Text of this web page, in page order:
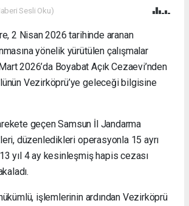
Sesli Oku)
2 Nisan 2026 tarihinde aranan
yönelik yürütülen çalışmalar
2026’da Boyabat Açık Cezaevi’nden
Vezirköprü’ye geleceği bilgisine
geçen Samsun İl Jandarma
düzenledikleri operasyonla 15 ayrı
yıl 4 ay kesinleşmiş hapis cezası
işlemlerinin ardından Vezirköprü